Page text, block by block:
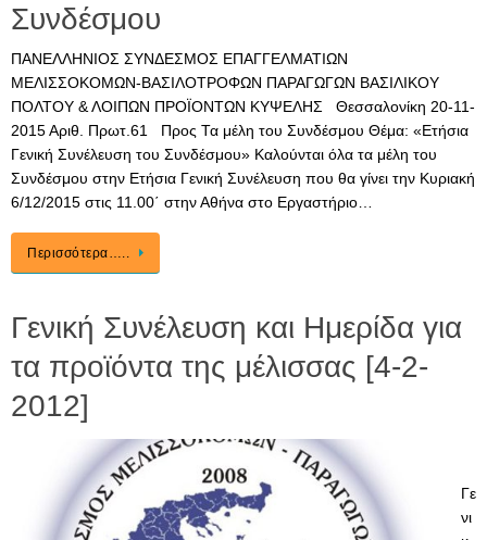
Συνδέσμου
ΠΑΝΕΛΛΗΝΙΟΣ ΣΥΝΔΕΣΜΟΣ ΕΠΑΓΓΕΛΜΑΤΙΩΝ
ΜΕΛΙΣΣΟΚΟΜΩΝ-ΒΑΣΙΛΟΤΡΟΦΩΝ ΠΑΡΑΓΩΓΩΝ ΒΑΣΙΛΙΚΟΥ
ΠΟΛΤΟΥ & ΛΟΙΠΩΝ ΠΡΟΪΟΝΤΩΝ ΚΥΨΕΛΗΣ Θεσσαλονίκη 20-11-
2015 Αριθ. Πρωτ.61 Προς Τα μέλη του Συνδέσμου Θέμα: «Ετήσια
Γενική Συνέλευση του Συνδέσμου» Καλούνται όλα τα μέλη του
Συνδέσμου στην Ετήσια Γενική Συνέλευση που θα γίνει την Κυριακή
6/12/2015 στις 11.00΄ στην Αθήνα στο Εργαστήριο…
Περισσότερα…..
Γενική Συνέλευση και Hμερίδα για
τα προϊόντα της μέλισσας [4-2-
2012]
Γε
νι